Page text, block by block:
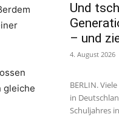
gleiche
Und
– und
4. August 2026
BERLIN.
in
Schuljahres